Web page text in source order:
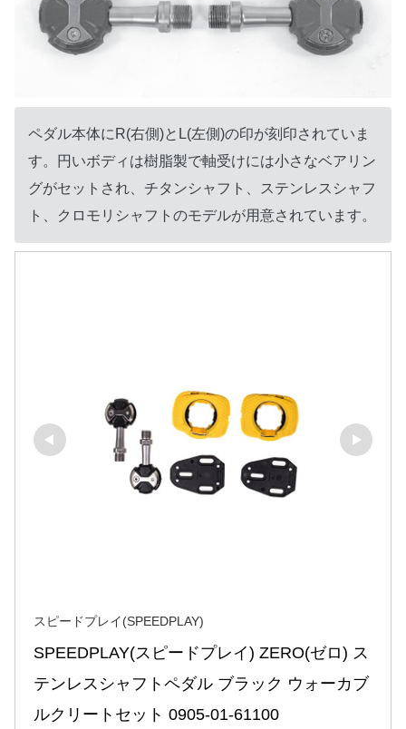
ペダル本体にR(右側)とL(左側)の印が刻印されていま
す。円いボディは樹脂製で軸受けには小さなベアリン
グがセットされ、チタンシャフト、ステンレスシャフ
ト、クロモリシャフトのモデルが用意されています。
スピードプレイ(SPEEDPLAY)
SPEEDPLAY(スピードプレイ) ZERO(ゼロ) ス
テンレスシャフトペダル ブラック ウォーカブ
ルクリートセット 0905-01-61100